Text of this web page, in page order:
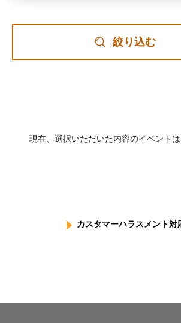
絞り込む
現在、選択いただいた内容のイベントは
カスタマーハラスメント対